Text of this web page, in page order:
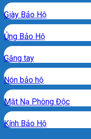
Giày Bảo Hộ
Ủng Bảo Hộ
Găng tay
Nón bảo hộ
Mặt Nạ Phòng Độc
Kính Bảo Hộ